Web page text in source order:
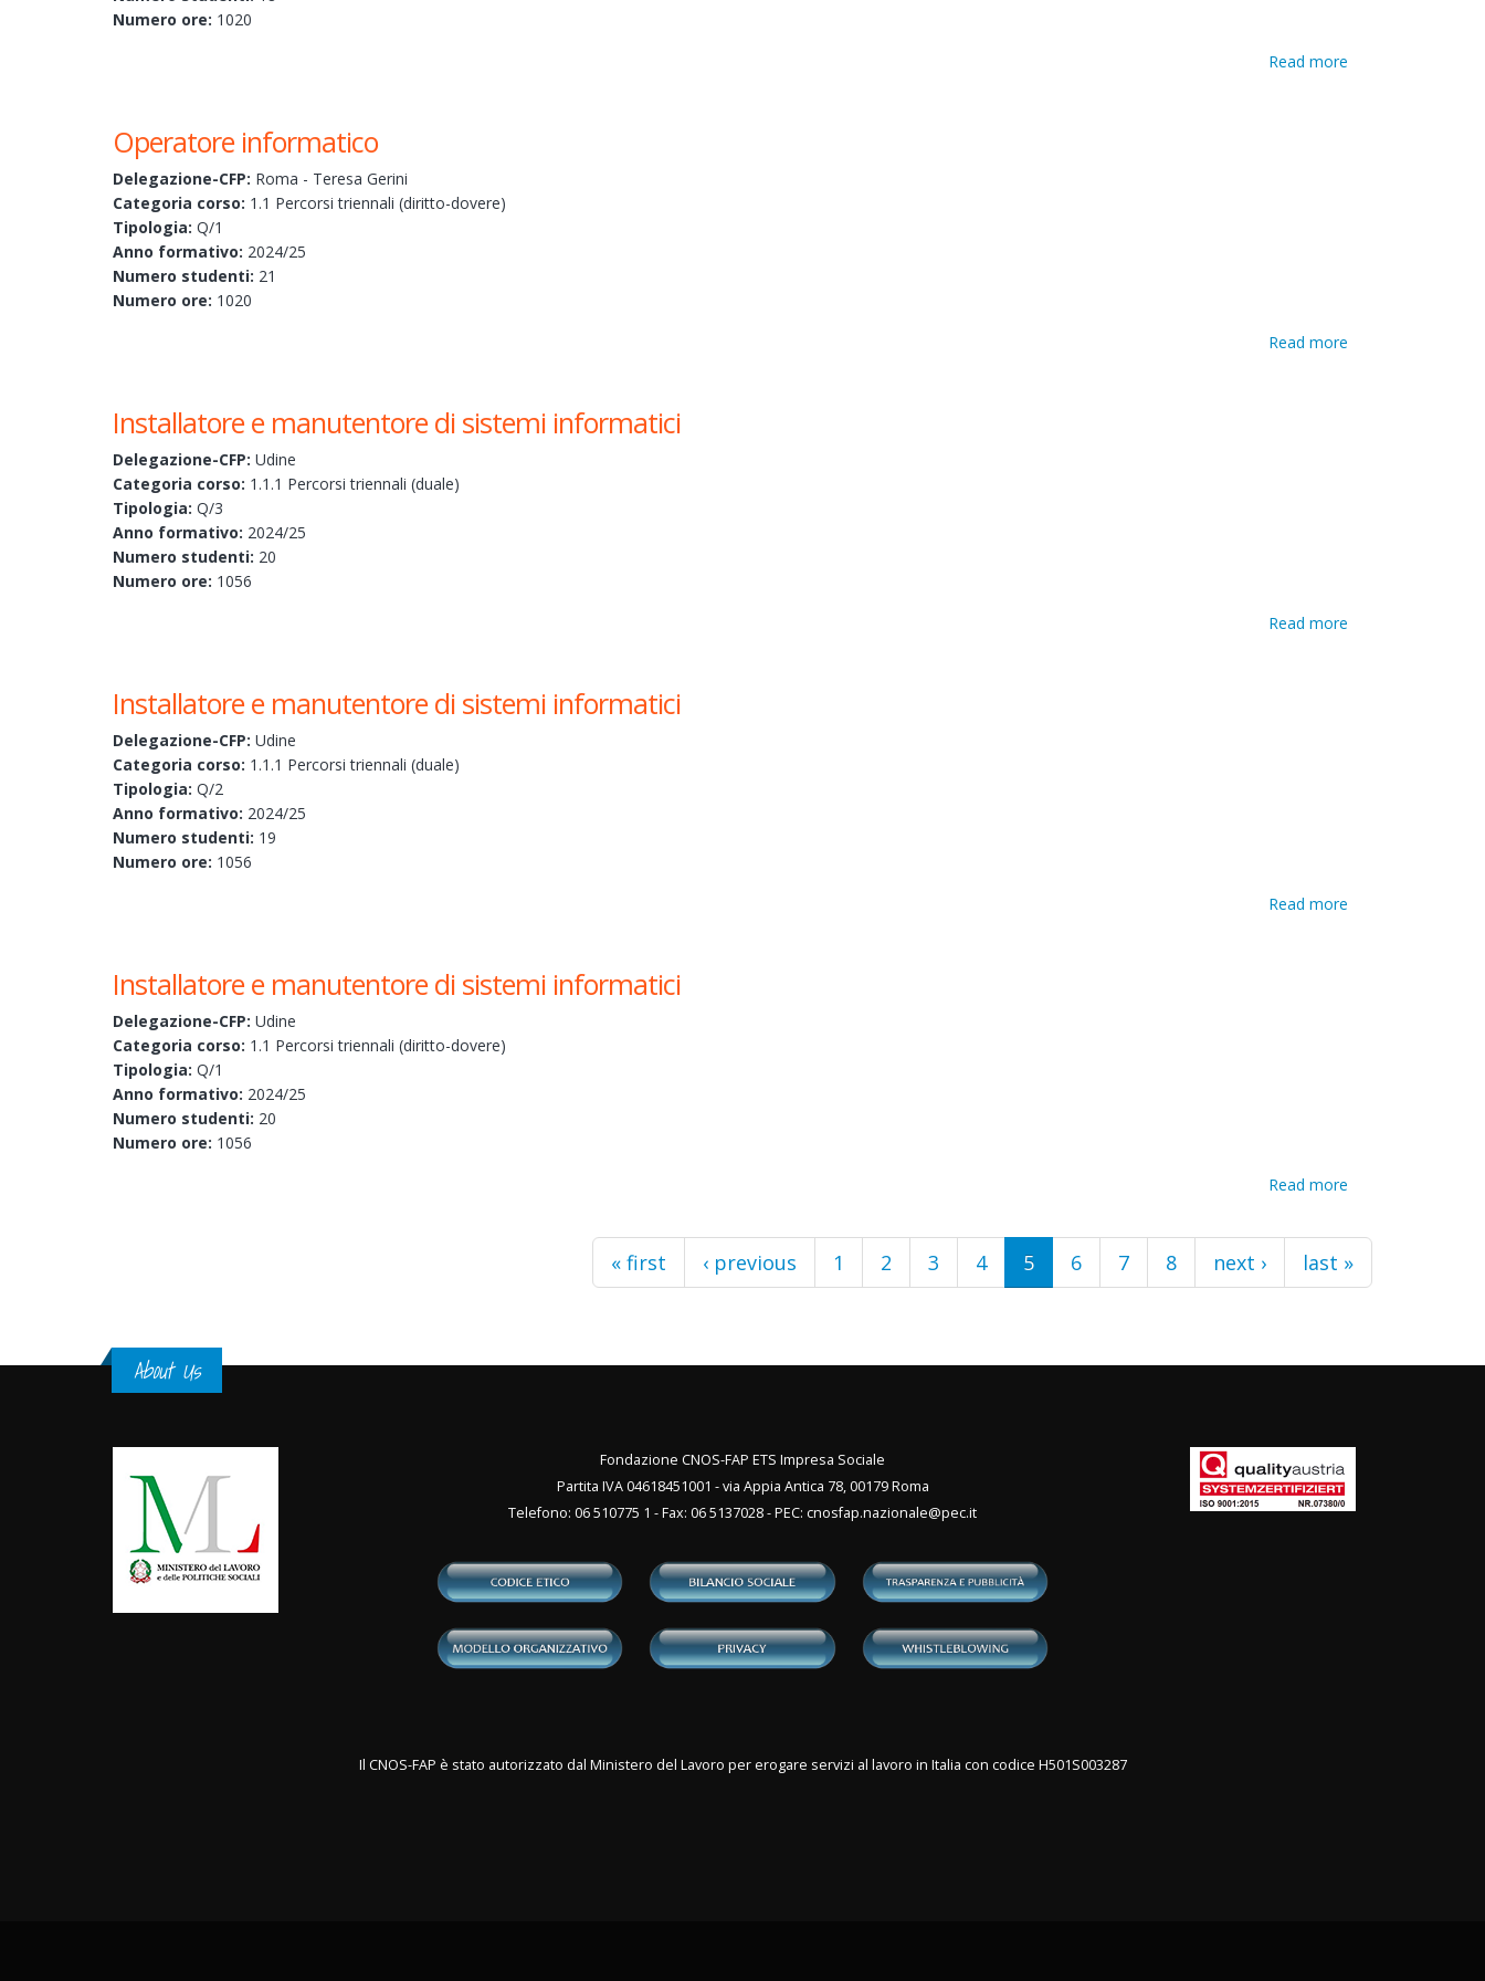
Numero ore: 1020
Read more
Operatore informatico
Delegazione-CFP: Roma - Teresa Gerini
Categoria corso: 1.1 Percorsi triennali (diritto-dovere)
Tipologia: Q/1
Anno formativo: 2024/25
Numero studenti: 21
Numero ore: 1020
Read more
Installatore e manutentore di sistemi informatici
Delegazione-CFP: Udine
Categoria corso: 1.1.1 Percorsi triennali (duale)
Tipologia: Q/3
Anno formativo: 2024/25
Numero studenti: 20
Numero ore: 1056
Read more
Installatore e manutentore di sistemi informatici
Delegazione-CFP: Udine
Categoria corso: 1.1.1 Percorsi triennali (duale)
Tipologia: Q/2
Anno formativo: 2024/25
Numero studenti: 19
Numero ore: 1056
Read more
Installatore e manutentore di sistemi informatici
Delegazione-CFP: Udine
Categoria corso: 1.1 Percorsi triennali (diritto-dovere)
Tipologia: Q/1
Anno formativo: 2024/25
Numero studenti: 20
Numero ore: 1056
Read more
manutentore
di sistemi
informatici
« first ‹ previous 1 2 3 4 5 6 7 8 next › last »
About Us
Fondazione CNOS-FAP ETS Impresa Sociale
Partita IVA 04618451001 - via Appia Antica 78, 00179 Roma
Telefono: 06 510775 1 - Fax: 06 5137028 - PEC: cnosfap.nazionale@pec.it
Il CNOS-FAP è stato autorizzato dal Ministero del Lavoro per erogare servizi al lavoro in Italia con codice H501S003287